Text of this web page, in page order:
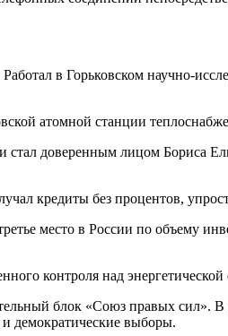
в Горьковском научно-
атомной станции
доверенным лицом Бориса
кредиты без процентов,
место в России по объему
контроля над
блок «Союз правых сил».
демократические выборы.